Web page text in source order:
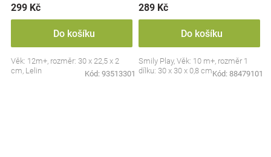
299 Kč
Do košíku
Věk: 12m+, rozměr: 30 x 22,5 x 2
cm, Lelin
Kód: 93513301
289 Kč
Do košíku
Smily Play, Věk: 10 m+, rozměr 1
dílku: 30 x 30 x 0,8 cmKód: 88479101